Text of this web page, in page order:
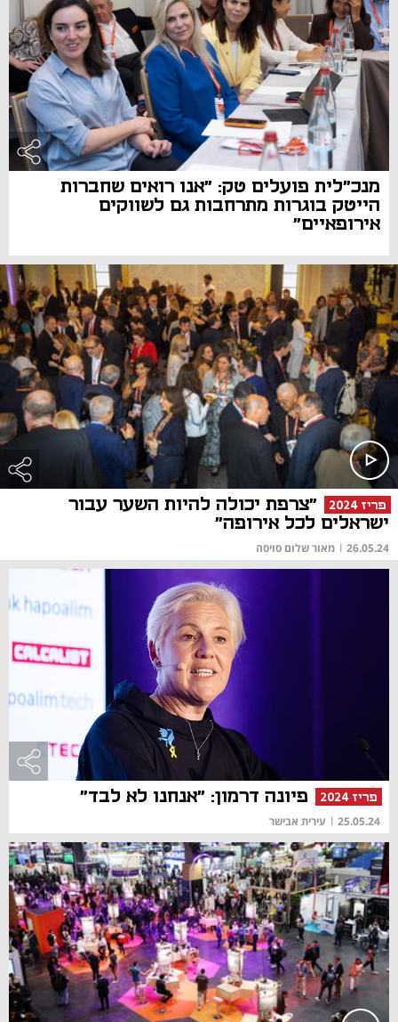
מנכ"לית פועלים טק: "אנו רואים שחברות
הייטק בוגרות מתרחבות גם לשווקים
אירופאיים"
פריז 2024
"צרפת יכולה להיות השער עבור
ישראלים לכל אירופה"
26.05.24
| מאור שלום סויסה
פריז 2024 פיונה דרמון: "אנחנו לא לבד"
25.05.24
| עירית אבישר